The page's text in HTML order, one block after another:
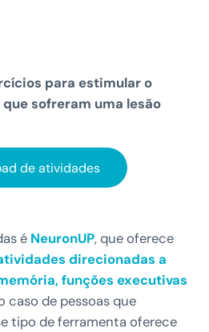
para estimular o
sofreram uma lesão
de atividades
é NeuronUP, que oferece
direcionadas a
funções executivas
caso de pessoas que
tipo de ferramenta oferece